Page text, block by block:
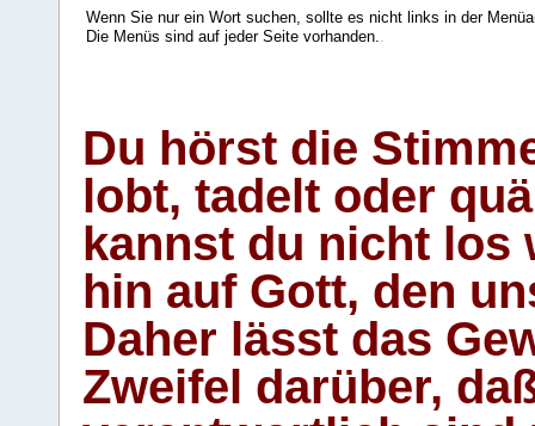
Wenn Sie nur ein Wort suchen, sollte es nicht links in der
Die Menüs sind auf jeder Seite vorhanden.
Du hörst die
lobt, tadelt oder
kannst du nicht los
hin auf Gott, den
Daher lässt das
Zweifel darüber,